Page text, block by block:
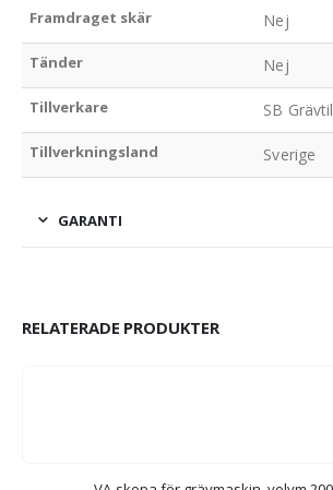
Framdraget skär Nej
Tänder Nej
Tillverkare SB
Tillverkningsland Sverige
GARANTI
RELATERADE PRODUKTER